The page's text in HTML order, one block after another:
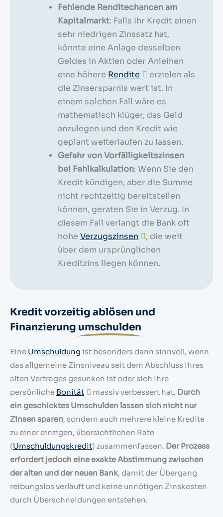
Fehlende Renditechancen am
Kapitalmarkt: Falls Ihr Kredit einen
sehr niedrigen Zinssatz hat,
könnte eine Anlage desselben
Geldes in Aktien oder Anleihen
eine höhere Rendite
erzielen als
die Zinsersparnis wert ist. In
einem solchen Fall wäre es
mathematisch klüger, das Geld
anzulegen und den Kredit wie
geplant weiterlaufen zu lassen.
Gefahr von Vorfälligkeitszinsen
bei Fehlkalkulation: Wenn Sie den
Kredit kündigen, aber die Summe
nicht rechtzeitig bereitstellen
können, geraten Sie in Verzug. In
diesem Fall verlangt die Bank oft
hohe Verzugszinsen
, die weit
über dem ursprünglichen
Kreditzins liegen können.
Kredit vorzeitig ablösen und
Finanzierung umschulden
Eine Umschuldung ist besonders dann sinnvoll, wenn
das allgemeine Zinsniveau seit dem Abschluss Ihres
alten Vertrages gesunken ist oder sich Ihre
persönliche Bonität massiv verbessert hat. Durch
ein geschicktes Umschulden lassen sich nicht nur
Zinsen sparen, sondern auch mehrere kleine Kredite
zu einer einzigen, übersichtlichen Rate
(Umschuldungskredit) zusammenfassen. Der Prozess
erfordert jedoch eine exakte Abstimmung zwischen
der alten und der neuen Bank, damit der Übergang
reibungslos verläuft und keine unnötigen Zinskosten
durch Überschneidungen entstehen.